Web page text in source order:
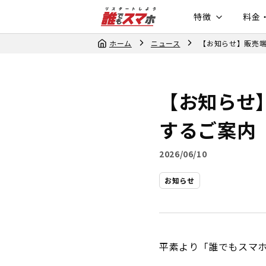
特徴 料金
ホーム ニュース 【お知らせ】販売
【お知ら
するご案内
2026/06/10
お知らせ
平素より「誰でもスマ